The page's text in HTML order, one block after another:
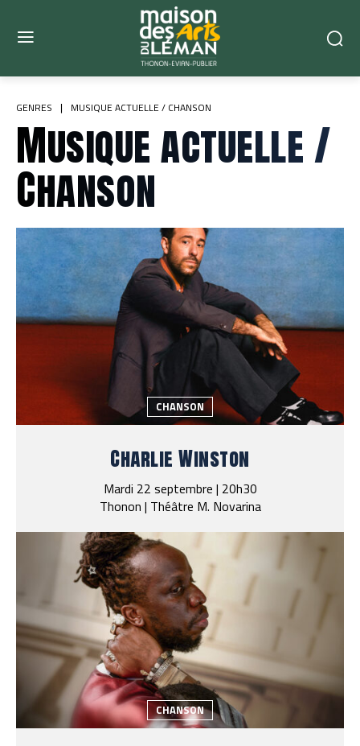
GENRES MUSIQUE ACTUELLE / CHANSON
Musique actuelle /
Chanson
CHANSON
Charlie Winston
Mardi 22 septembre | 20h30
Thonon | Théâtre M. Novarina
CHANSON